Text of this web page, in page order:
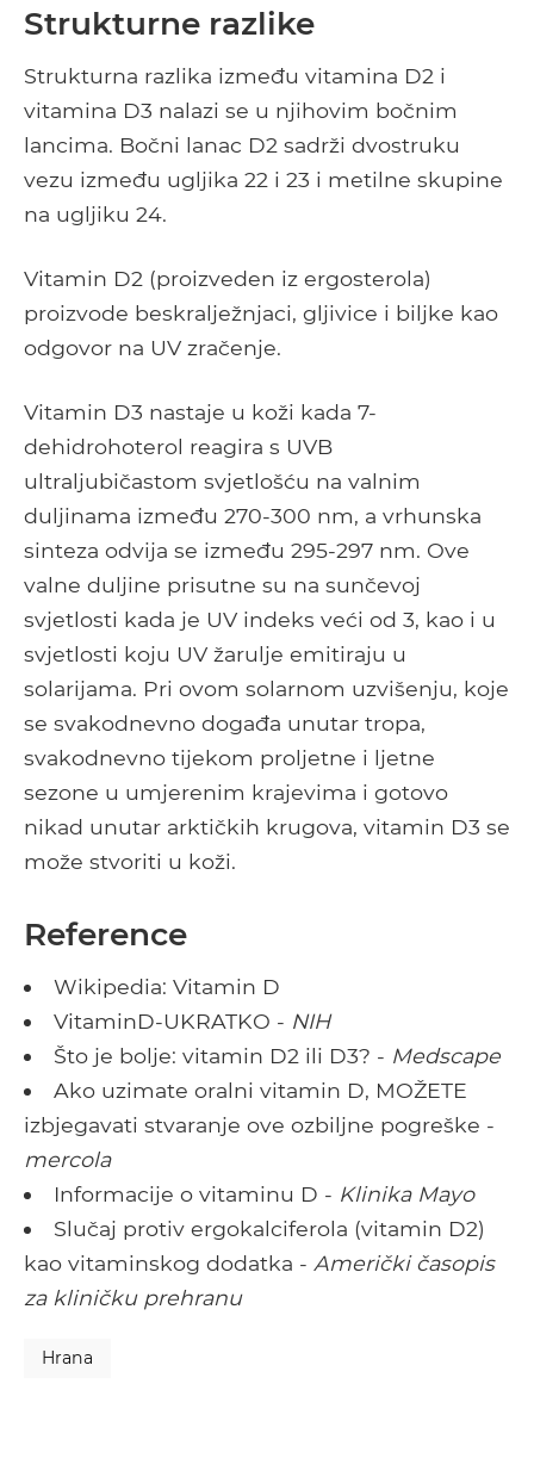
Strukturne razlike
Strukturna razlika između vitamina D2 i
vitamina D3 nalazi se u njihovim bočnim
lancima. Bočni lanac D2 sadrži dvostruku
vezu između ugljika 22 i 23 i metilne skupine
na ugljiku 24.
Vitamin D2 (proizveden iz ergosterola)
proizvode beskralježnjaci, gljivice i biljke kao
odgovor na UV zračenje.
Vitamin D3 nastaje u koži kada 7-
dehidrohoterol reagira s UVB
ultraljubičastom svjetlošću na valnim
duljinama između 270-300 nm, a vrhunska
sinteza odvija se između 295-297 nm. Ove
valne duljine prisutne su na sunčevoj
svjetlosti kada je UV indeks veći od 3, kao i u
svjetlosti koju UV žarulje emitiraju u
solarijama. Pri ovom solarnom uzvišenju, koje
se svakodnevno događa unutar tropa,
svakodnevno tijekom proljetne i ljetne
sezone u umjerenim krajevima i gotovo
nikad unutar arktičkih krugova, vitamin D3 se
može stvoriti u koži.
Reference
Wikipedia: Vitamin D
VitaminD-UKRATKO - NIH
Što je bolje: vitamin D2 ili D3? - Medscape
Ako uzimate oralni vitamin D, MOŽETE
izbjegavati stvaranje ove ozbiljne pogreške -
mercola
Informacije o vitaminu D - Klinika Mayo
Slučaj protiv ergokalciferola (vitamin D2)
kao vitaminskog dodatka - Američki časopis
za kliničku prehranu
Hrana